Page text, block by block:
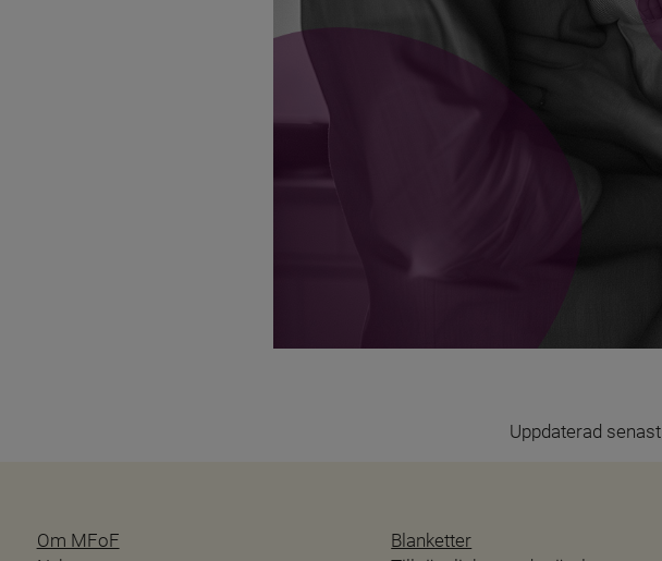
Uppdaterad senast
Om MFoF
Blanketter